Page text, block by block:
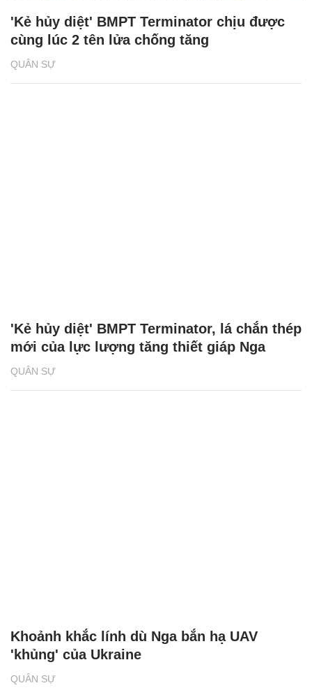
QUÂN SỰ
'Kẻ hủy diệt' BMPT Terminator chịu được
cùng lúc 2 tên lửa chống tăng
QUÂN SỰ
'Kẻ hủy diệt' BMPT Terminator, lá chắn thép
mới của lực lượng tăng thiết giáp Nga
QUÂN SỰ
Khoảnh khắc lính dù Nga bắn hạ UAV
'khủng' của Ukraine